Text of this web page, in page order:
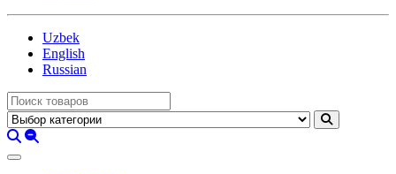
Uzbek
English
Russian